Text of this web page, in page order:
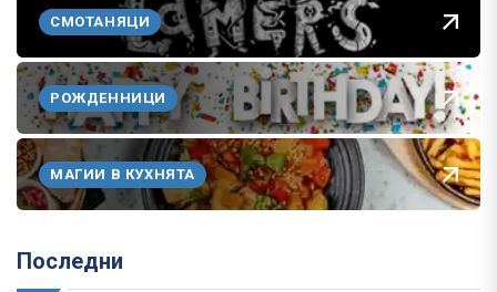
СМОТАНЯЦИ
РОЖДЕННИЦИ
МАГИИ В КУХНЯТА
Последни